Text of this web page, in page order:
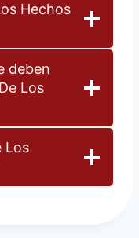
Hechos
deben
Los
Los